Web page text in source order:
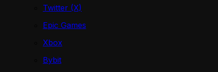
Twitter (X)
Epic Games
Xbox
Bybit